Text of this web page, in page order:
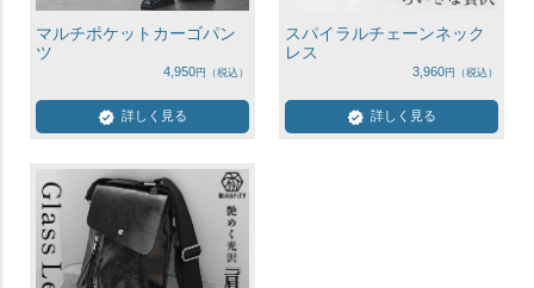
マルチポケットカーゴパン
ツ
4,950
詳しく見る
スパイラルチェーンネック
レス
3,960
詳しく見る